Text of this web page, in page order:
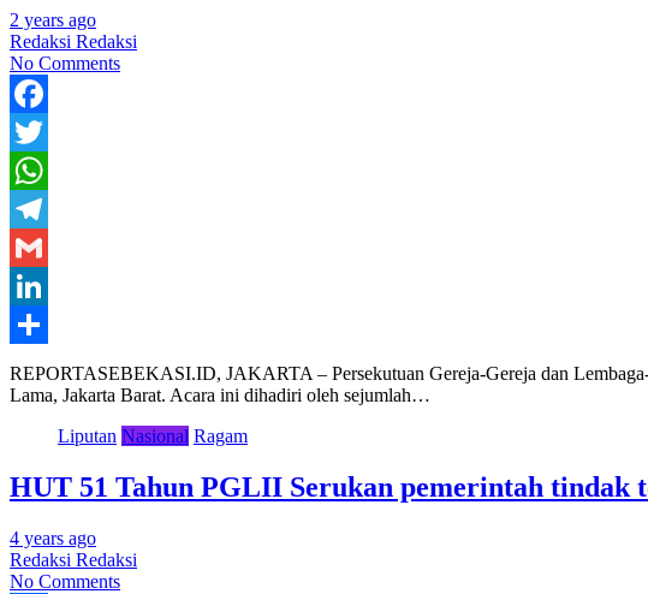
2 years ago
Redaksi Redaksi
No Comments
Facebook
Twitter
WhatsApp
Telegram
Gmail
LinkedIn
Share
REPORTASEBEKASI.ID, JAKARTA – Persekutuan Gereja-Gereja dan
Lama, Jakarta Barat. Acara ini dihadiri oleh sejumlah…
Liputan Nasional Ragam
HUT 51 Tahun PGLII Serukan pemerintah tindak
4 years ago
Redaksi Redaksi
No Comments